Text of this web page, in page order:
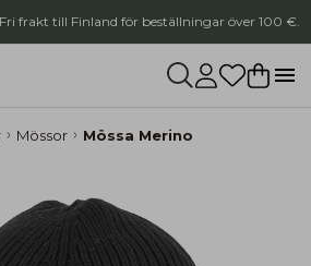
frakt till Finland för beställningar över 100 €.
Mössor Mössa Merino